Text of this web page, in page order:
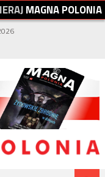
IERAJMAGNAPOLONIA